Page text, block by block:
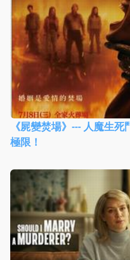
《屍變焚場》--- 人魔生
極限！